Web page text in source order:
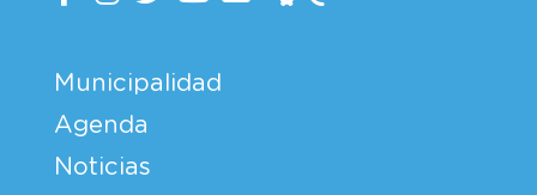
Municipalidad
Agenda
Noticias